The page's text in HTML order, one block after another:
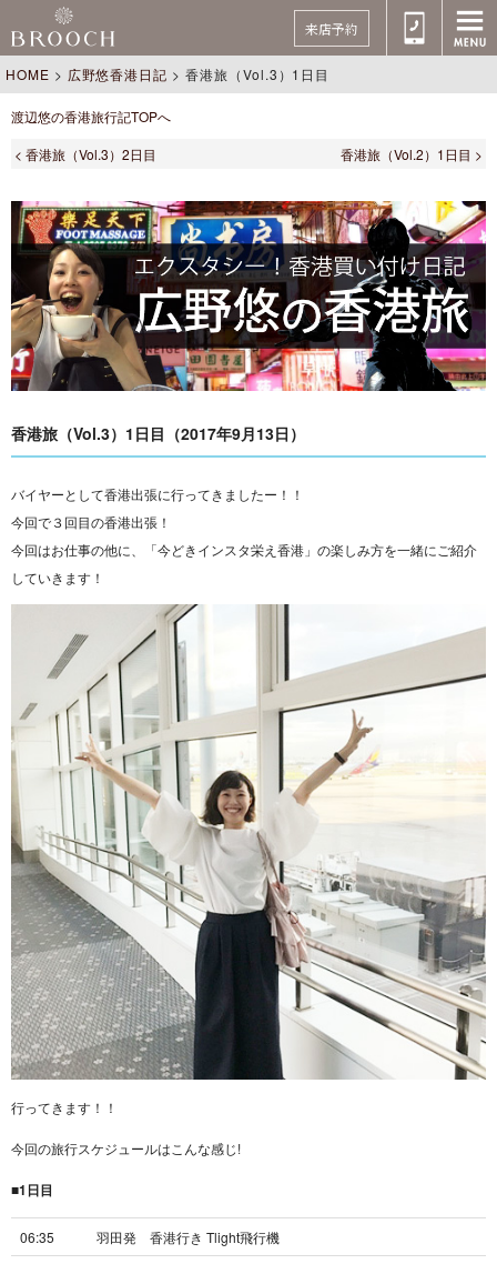
来店予約
HOME > 広野悠香港日記 >香港旅（Vol.3）1日目
渡辺悠の香港旅行記TOPへ
香港旅（Vol.2）1日目 >
< 香港旅（Vol.3）2日目
香港旅（Vol.3）1日目（2017年9月13日）
バイヤーとして香港出張に行ってきましたー！！
今回で３回目の香港出張！
今回はお仕事の他に、「今どきインスタ栄え香港」の楽しみ方を一緒にご紹介
していきます！
行ってきます！！
今回の旅行スケジュールはこんな感じ!
■1日目
06:35
羽田発 香港行き Tlight飛行機